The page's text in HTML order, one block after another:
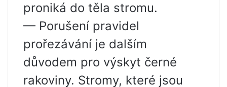
proniká do těla stromu.
— Porušení pravidel
prořezávání je dalším
důvodem pro výskyt černé
rakoviny. Stromy, které jsou